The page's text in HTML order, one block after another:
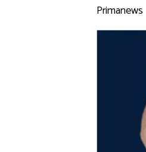
Primanews